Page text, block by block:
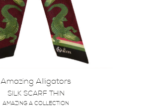
Amazing Alligators
SILK SCARF THIN
AMAZING A COLLECTION